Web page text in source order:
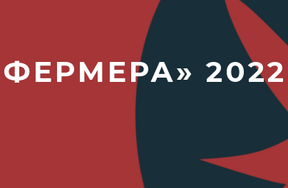
2022